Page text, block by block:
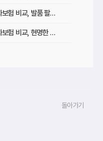
운전자보험비교사이트 - 운전자보험 비교, 발품 팔지 말고 클릭 한 번으로 끝내자
운전자보험비교사이트 - 운전자보험 비교, 현명한 소비자가 선택하는 3가지 기준
돌아가기